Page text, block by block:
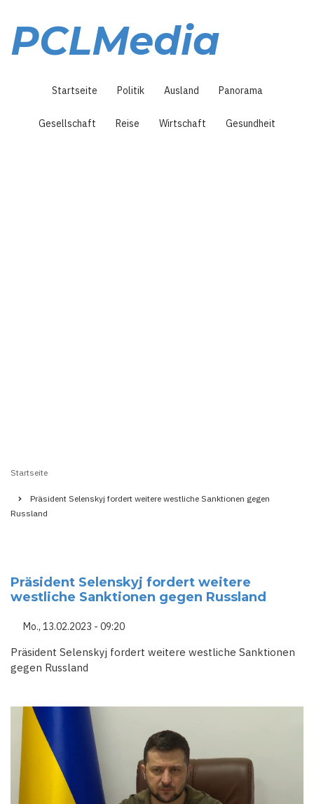
Inhalt
PCLMedia
Startseite Politik Ausland Panorama
Gesellschaft Reise Wirtschaft Gesundheit
Startseite
Präsident Selenskyj fordert weitere westliche Sanktionen gegen
Russland
Präsident Selenskyj fordert weitere
westliche Sanktionen gegen Russland
Mo., 13.02.2023 - 09:20
Präsident Selenskyj fordert weitere westliche Sanktionen
gegen Russland